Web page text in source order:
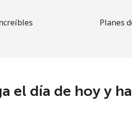
Planes
el día de hoy y